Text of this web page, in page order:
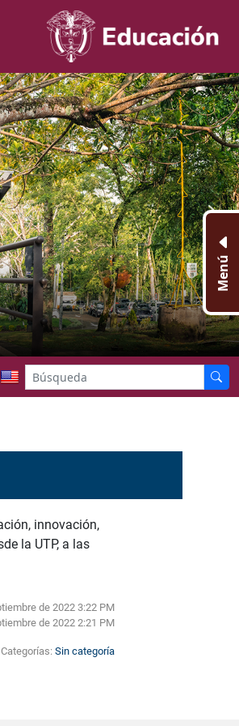
innovación,
la UTP, a las
de 2022 3:22 PM
de 2022 2:21 PM
Categorías: Sin categoría
Menú